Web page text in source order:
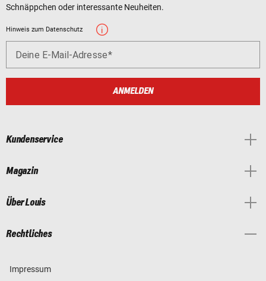
Schnäppchen oder interessante Neuheiten.
Hinweis zum Datenschutz
Deine E-Mail-Adresse
ANMELDEN
Kundenservice
Magazin
Über Louis
Rechtliches
Impressum